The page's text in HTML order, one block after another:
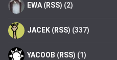
EWA (RSS) (2)
JACEK (RSS) (337)
YACOOB (RSS) (1)